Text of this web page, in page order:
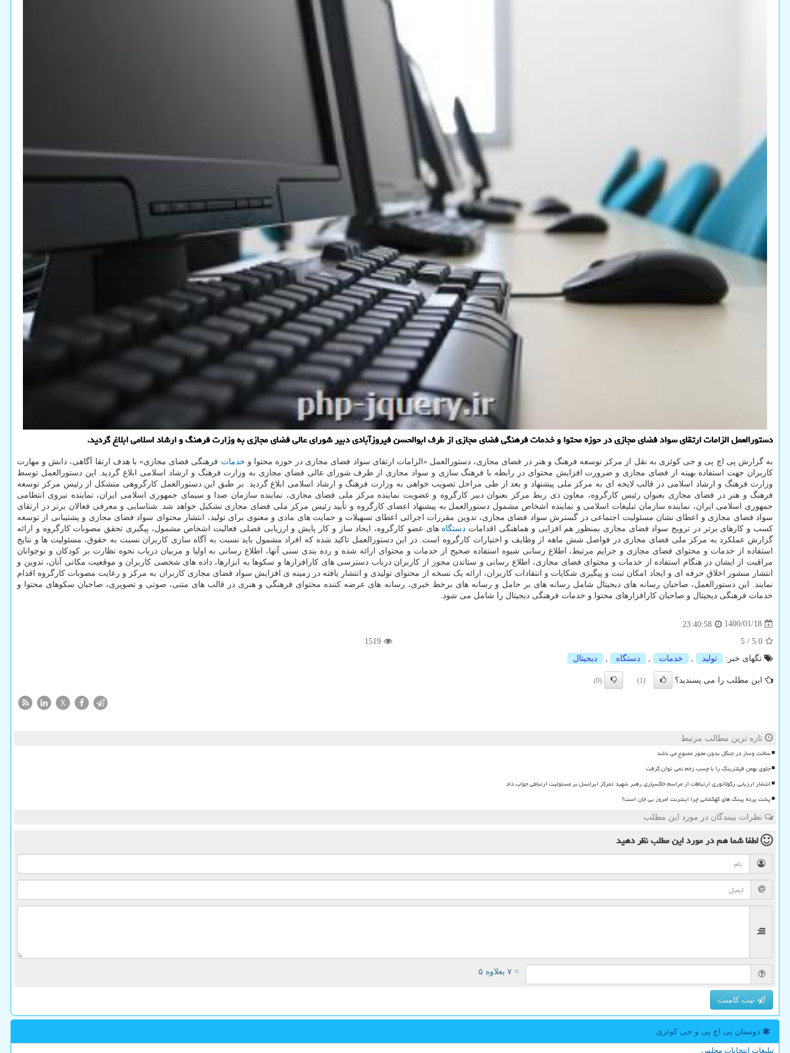
دستورالعمل الزامات ارتقای سواد فضای مجازی در حوزه محتوا و خدمات فرهنگی فضای مجازی از طرف ابوالحسن فیروزآبادی دبیر شورای عالی فضای مجازی به وزارت فرهنگ و ارشاد اسلامی ابلاغ گردید.
به گزارش پی اچ پی و جی کوئری به نقل از مرکز توسعه فرهنگ و هنر در فضای مجازی، دستورالعمل «الزامات ارتقای سواد فضای مجازی در حوزه محتوا و خدمات فرهنگی فضای مجازی» با هدف ارتقا آگاهی، دانش و مهارت
کاربران جهت استفاده بهینه از فضای مجازی و ضرورت افزایش محتوای در رابطه با فرهنگ سازی و سواد مجازی از طرف شورای عالی فضای مجازی به وزارت فرهنگ و ارشاد اسلامی ابلاغ گردید. این دستورالعمل توسط
وزارت فرهنگ و ارشاد اسلامی در قالب لایحه ای به مرکز ملی پیشنهاد و بعد از طی مراحل تصویب خواهی به وزارت فرهنگ و ارشاد اسلامی ابلاغ گردید. بر طبق این دستورالعمل کارگروهی متشکل از رئیس مرکز توسعه
فرهنگ و هنر در فضای مجازی بعنوان رئیس کارگروه، معاون ذی ربط مرکز بعنوان دبیر کارگروه و عضویت نماینده مرکز ملی فضای مجازی، نماینده سازمان صدا و سیمای جمهوری اسلامی ایران، نماینده نیروی انتظامی
جمهوری اسلامی ایران، نماینده سازمان تبلیغات اسلامی و نماینده اشخاص مشمول دستورالعمل به پیشنهاد اعضای کارگروه و تأیید رئیس مرکز ملی فضای مجازی تشکیل خواهد شد. شناسایی و معرفی فعالان برتر در ارتقای
سواد فضای مجازی و اعطای نشان مسئولیت اجتماعی در گسترش سواد فضای مجازی، تدوین مقررات اجرائی اعطای تسهیلات و حمایت های مادی و معنوی برای تولید، انتشار محتوای سواد فضای مجازی و پشتیبانی از توسعه
کسب و کارهای برتر در ترویج سواد فضای مجازی بمنظور هم افزایی و هماهنگی اقدامات دستگاه های عضو کارگروه، ایجاد ساز و کار پایش و ارزیابی فصلی فعالیت اشخاص مشمول، پیگیری تحقق مصوبات کارگروه و ارائه
گزارش عملکرد به مرکز ملی فضای مجازی در فواصل شش ماهه از وظایف و اختیارات کارگروه است. در این دستورالعمل تاکید شده که افراد مشمول باید نسبت به آگاه سازی کاربران نسبت به حقوق، مسئولیت ها و نتایج
استفاده از خدمات و محتوای فضای مجازی و جرایم مرتبط، اطلاع رسانی شیوه استفاده صحیح از خدمات و محتوای ارائه شده و رده بندی سنی آنها، اطلاع رسانی به اولیا و مربیان درباب نحوه نظارت بر کودکان و نوجوانان
مراقبت از ایشان در هنگام استفاده از خدمات و محتوای فضای مجازی، اطلاع رسانی و ستاندن مجوز از کاربران درباب دسترسی های کارافزارها و سکوها به ابزارها، داده های شخصی کاربران و موقعیت مکانی آنان، تدوین و
انتشار منشور اخلاق حرفه ای و ایجاد امکان ثبت و پیگیری شکایات و انتقادات کاربران، ارائه یک نسخه از محتوای تولیدی و انتشار یافته در زمینه ی افزایش سواد فضای مجازی کاربران به مرکز و رعایت مصوبات کارگروه اقدام
نمایند. این دستورالعمل، صاحبان رسانه های دیجیتال شامل رسانه های بر حامل و رسانه های برخط خبری، رسانه های عرضه کننده محتوای فرهنگی و هنری در قالب های متنی، صوتی و تصویری، صاحبان سکوهای محتوا و
خدمات فرهنگی دیجیتال و صاحبان کارافزارهای محتوا و خدمات فرهنگی دیجیتال را شامل می شود.
1400/01/18
23:40:58
5.0
/
5
1519
تگهای خبر:
تولید , خدمات , دستگاه , دیجیتال
این مطلب را می پسندید؟ (1)
(0)
X
تازه ترین مطالب مرتبط
ساخت وساز در جنگل بدون مجوز ممنوع می باشد
جلوی بهمن فیلترینگ را با چسب زخم نمی توان گرفت
انتشار ارزیابی رگولاتوری ارتباطات از مراسم خاکسپاری رهبر شهید تمرکز ایرانسل بر مسئولیت ارتباطی جواب داد
پشت پرده پینگ های کهکشانی چرا اینترنت امروز بی جان است؟
نظرات بینندگان در مورد این مطلب
لطفا شما همدر مورد این مطلبنظر دهید
= ۷ بعلاوه ۵
ثبت کامنت
دوستان پی اچ پی و جی كوئری
تبلیغات انتخابات مجلس